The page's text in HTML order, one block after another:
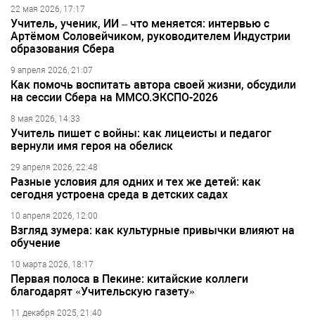
22 мая 2026, 17:17
Учитель, ученик, ИИ – что меняется: интервью с
Артёмом Соловейчиком, руководителем Индустрии
образования Сбера
9 апреля 2026, 21:07
Как помочь воспитать автора своей жизни, обсудили
на сессии Сбера на ММСО.ЭКСПО-2026
8 мая 2026, 14:33
Учитель пишет с войны: как лицеисты и педагог
вернули имя героя на обелиск
29 апреля 2026, 22:48
Разные условия для одних и тех же детей: как
сегодня устроена среда в детских садах
10 апреля 2026, 12:00
Взгляд зумера: как культурные привычки влияют на
обучение
10 марта 2026, 18:17
Первая полоса в Пекине: китайские коллеги
благодарят «Учительскую газету»
11 декабря 2025, 21:40